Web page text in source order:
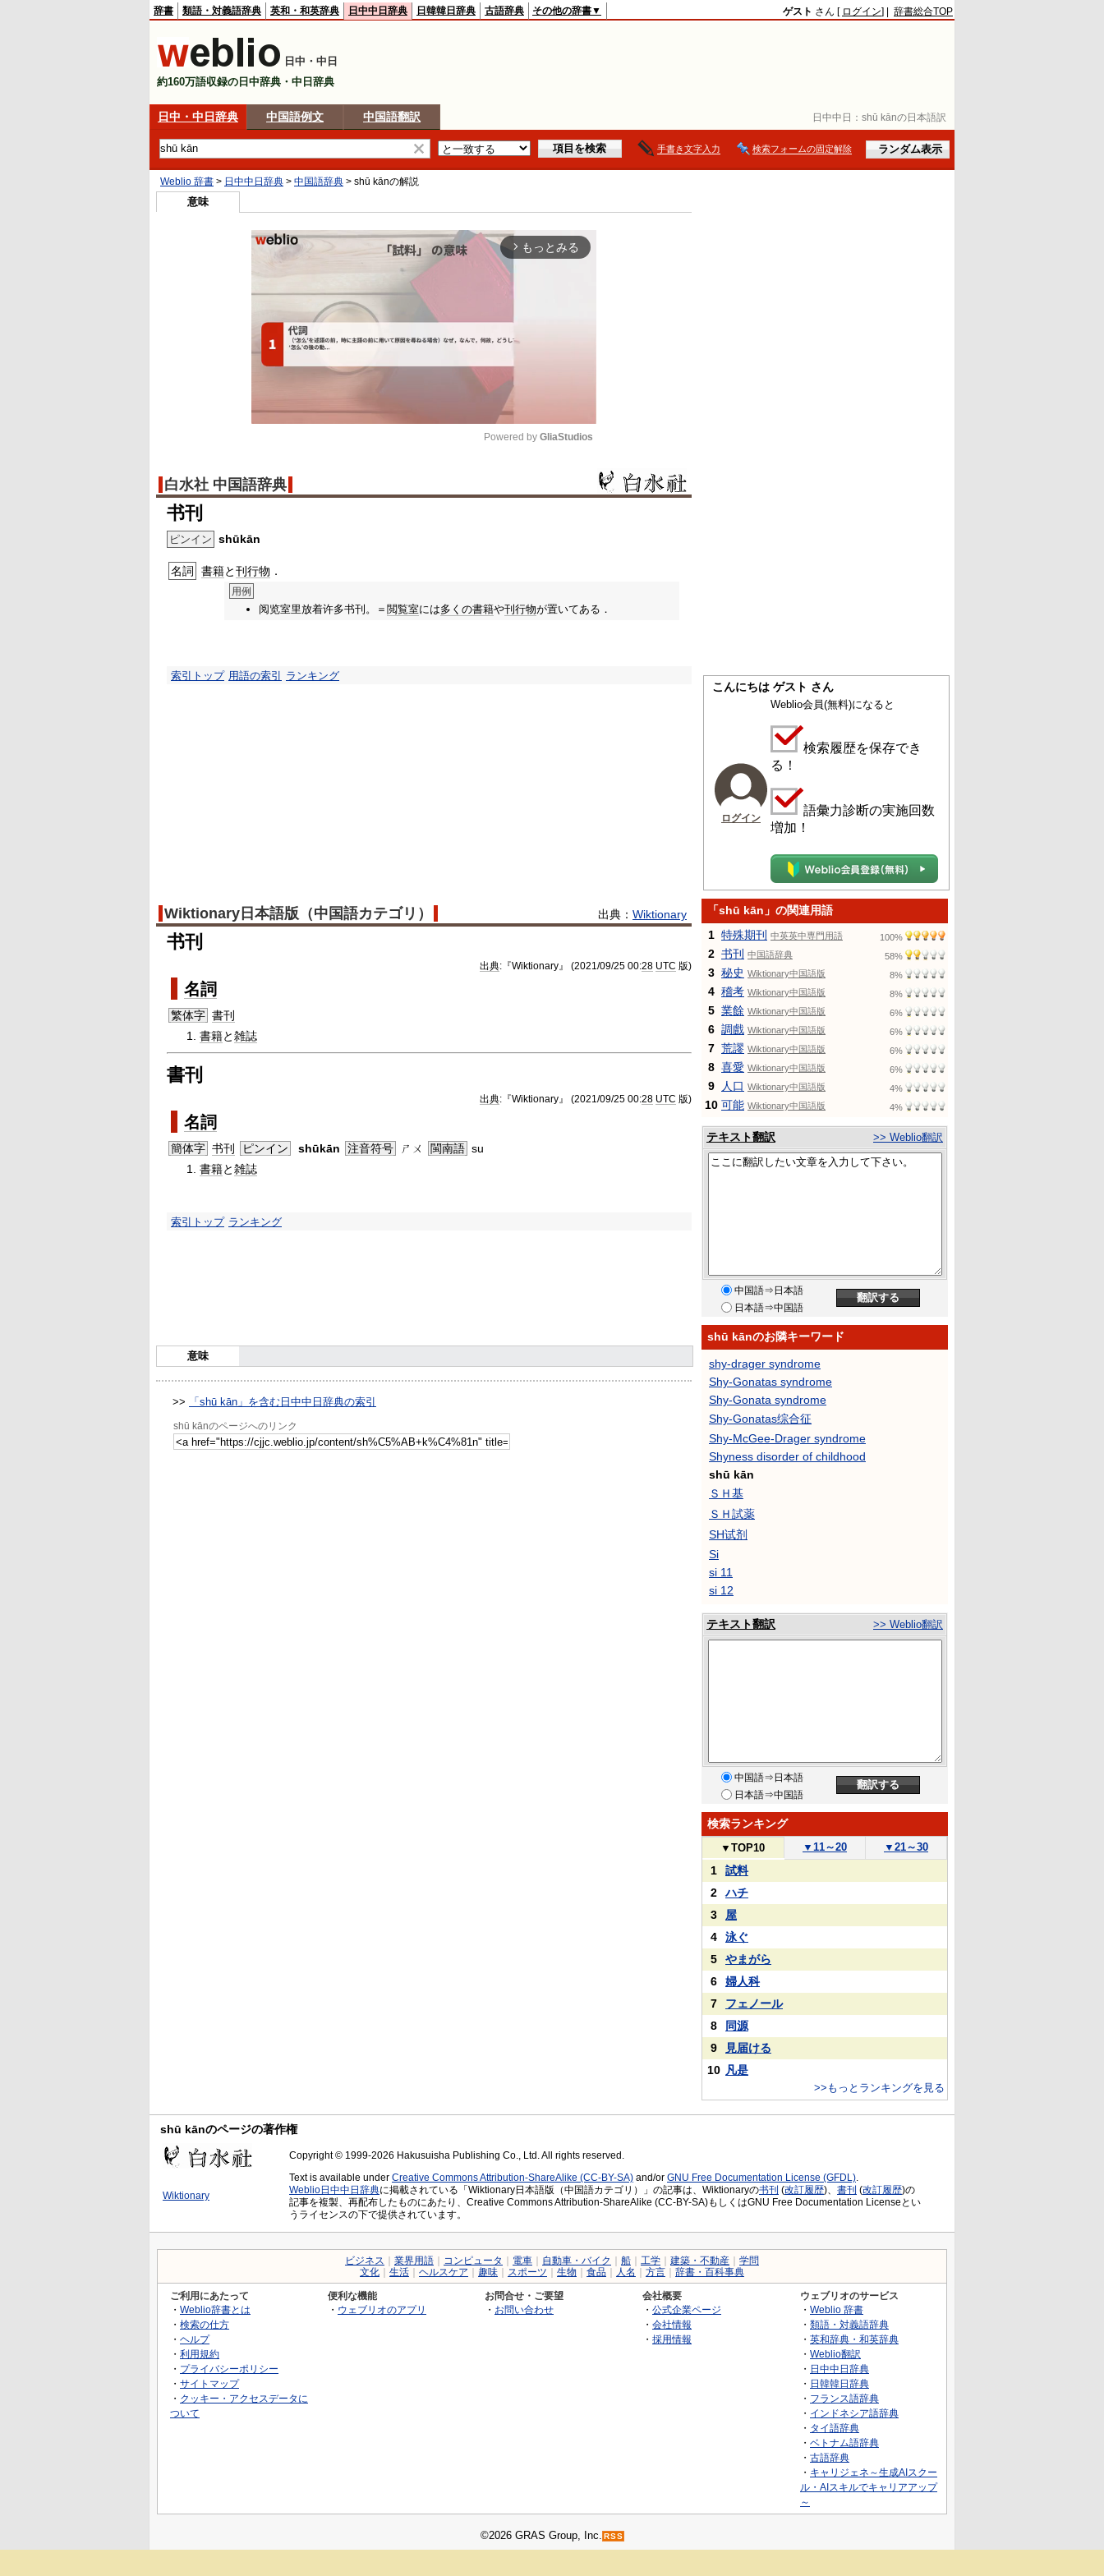
日中中日： shū kānの日本語訳
辞書 類語・対義語辞典 英和・和英辞典 日中中日辞典 日韓韓日辞典 古語辞典 その他の辞書▼ ゲスト さん [ ログイン] | 辞書総合TOP
日中・中日
約160万語収録の日中辞典・中日辞典
日中・中日辞典 中国語例文 中国語翻訳
手書き文字入力 検索フォームの固定解除
Weblio 辞書 > 日中中日辞典 > 中国語辞典 > shū kānの解説
意味
arrow_forward_ios もっとみる
Powered by GliaStudios
白水社 中国語辞典
书刊
ピンイン shūkān
名詞 書籍と刊行物 ．
用例
阅览室里放着许多书刊。＝ 閲覧室には多くの書籍や刊行物が置いてある．
索引トップ 用語の索引 ランキング
Wiktionary日本語版（中国語カテゴリ） 出典： Wiktionary
书刊
出典:『Wiktionary』 (2021/09/25 00:28 UTC 版)
名詞
繁体字 書刊
書籍と雑誌
書刊
出典:『Wiktionary』 (2021/09/25 00:28 UTC 版)
名詞
簡体字 书刊 ピンイン shūkān 注音符号 ㄕㄨ 閩南語 su
書籍と雑誌
索引トップ ランキング
意味
>> 「shū kān」を含む日中中日辞典の索引
shū kānのページへのリンク
こんにちは ゲスト さん
ログイン
Weblio会員(無料)になると
検索履歴を保存でき
る！
語彙力診断の実施回数
増加！
「shū kān」の関連用語
1 特殊期刊 中英英中専門用語 100%
2 书刊 中国語辞典 58%
3 秘史 Wiktionary中国語版 8%
4 稽考 Wiktionary中国語版 8%
5 業餘 Wiktionary中国語版 6%
6 調戲 Wiktionary中国語版 6%
7 荒謬 Wiktionary中国語版 6%
8 喜愛 Wiktionary中国語版 6%
9 人口 Wiktionary中国語版 4%
10 可能 Wiktionary中国語版 4%
テキスト翻訳 >> Weblio翻訳
中国語⇒日本語
日本語⇒中国語
shū kānのお隣キーワード
shy-drager syndrome
Shy-Gonatas syndrome
Shy-Gonata syndrome
Shy-Gonatas综合征
Shy-McGee-Drager syndrome
Shyness disorder of childhood
shū kān
ＳＨ基
ＳＨ試薬
SH试剂
Si
si 11
si 12
テキスト翻訳 >> Weblio翻訳
中国語⇒日本語
日本語⇒中国語
検索ランキング
▼ TOP10 ▼ 11～20 ▼ 21～30
1
試料
2
ハチ
3
屋
4
泳ぐ
5
やまがら
6
婦人科
7
フェノール
8
同源
9
見届ける
10 凡是
>>もっとランキングを見る
shū kānのページの著作権
Copyright © 1999-2026 Hakusuisha Publishing Co., Ltd. All rights reserved.
Wiktionary
Text is available under Creative Commons Attribution-ShareAlike (CC-BY-SA) and/or GNU Free Documentation License (GFDL).
Weblio日中中日辞典に掲載されている「Wiktionary日本語版（中国語カテゴリ）」の記事は、Wiktionaryの书刊 (改訂履歴)、 書刊 (改訂履歴)の
記事を複製、再配布したものにあたり、Creative Commons Attribution-ShareAlike (CC-BY-SA)もしくはGNU Free Documentation Licenseとい
うライセンスの下で提供されています。
ビジネス 業界用語 コンピュータ 電車 自動車・バイク 船 工学 建築・不動産
学問
文化
生活 ヘルスケア 趣味 スポーツ 生物 食品 人名 方言 辞書・百科事典
ご利用にあたって
・ Weblio辞書とは
・ 検索の仕方
・ ヘルプ
・ 利用規約
・ プライバシーポリシー
・ サイトマップ
・ クッキー・アクセスデータに
ついて
便利な機能
・ ウェブリオのアプリ
お問合せ・ご要望
・ お問い合わせ
会社概要
・ 公式企業ページ
・ 会社情報
・ 採用情報
ウェブリオのサービス
・ Weblio 辞書
・ 類語・対義語辞典
・ 英和辞典・和英辞典
・ Weblio翻訳
・ 日中中日辞典
・ 日韓韓日辞典
・ フランス語辞典
・ インドネシア語辞典
・ タイ語辞典
・ ベトナム語辞典
・ 古語辞典
・ キャリジェネ～生成AIスクー
ル・AIスキルでキャリアアップ
～
©2026 GRAS Group, Inc. RSS